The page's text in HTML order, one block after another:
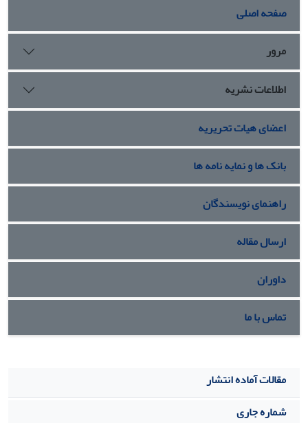
همکارانه است. همچنین تحلیل حساسیت روی برخی پارامترها از
جمله پارامترهای مرتبط با ‏کیفیت محصول انجام شده‌است.‏
صفحه اصلی
مرور
اطلاعات نشریه
اعضای هیات تحریریه
بانک ها و نمایه نامه ها
راهنمای نویسندگان
ارسال مقاله
داوران
تماس با ما
مقالات آماده انتشار
شماره جاری